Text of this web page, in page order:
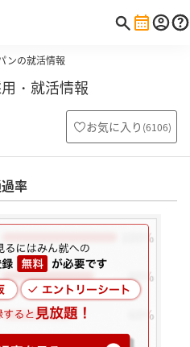
ンの就活情報
・就活情報
お気に入り (6106)
率